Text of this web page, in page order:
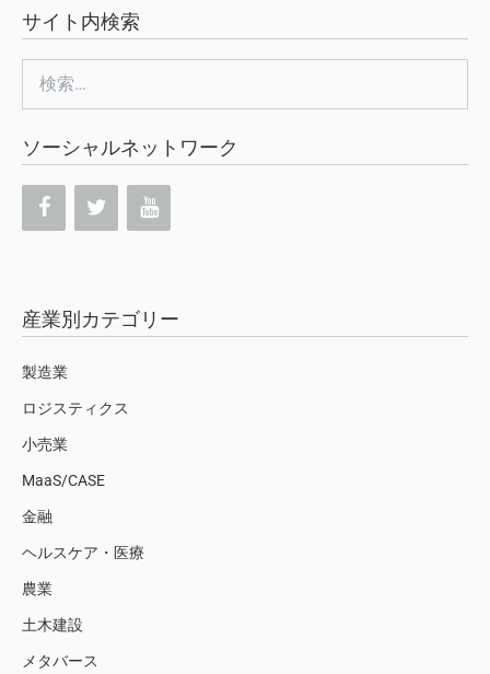
サイト内検索
ソーシャルネットワーク
産業別カテゴリー
製造業
ロジスティクス
小売業
MaaS/CASE
金融
ヘルスケア・医療
農業
土木建設
メタバース